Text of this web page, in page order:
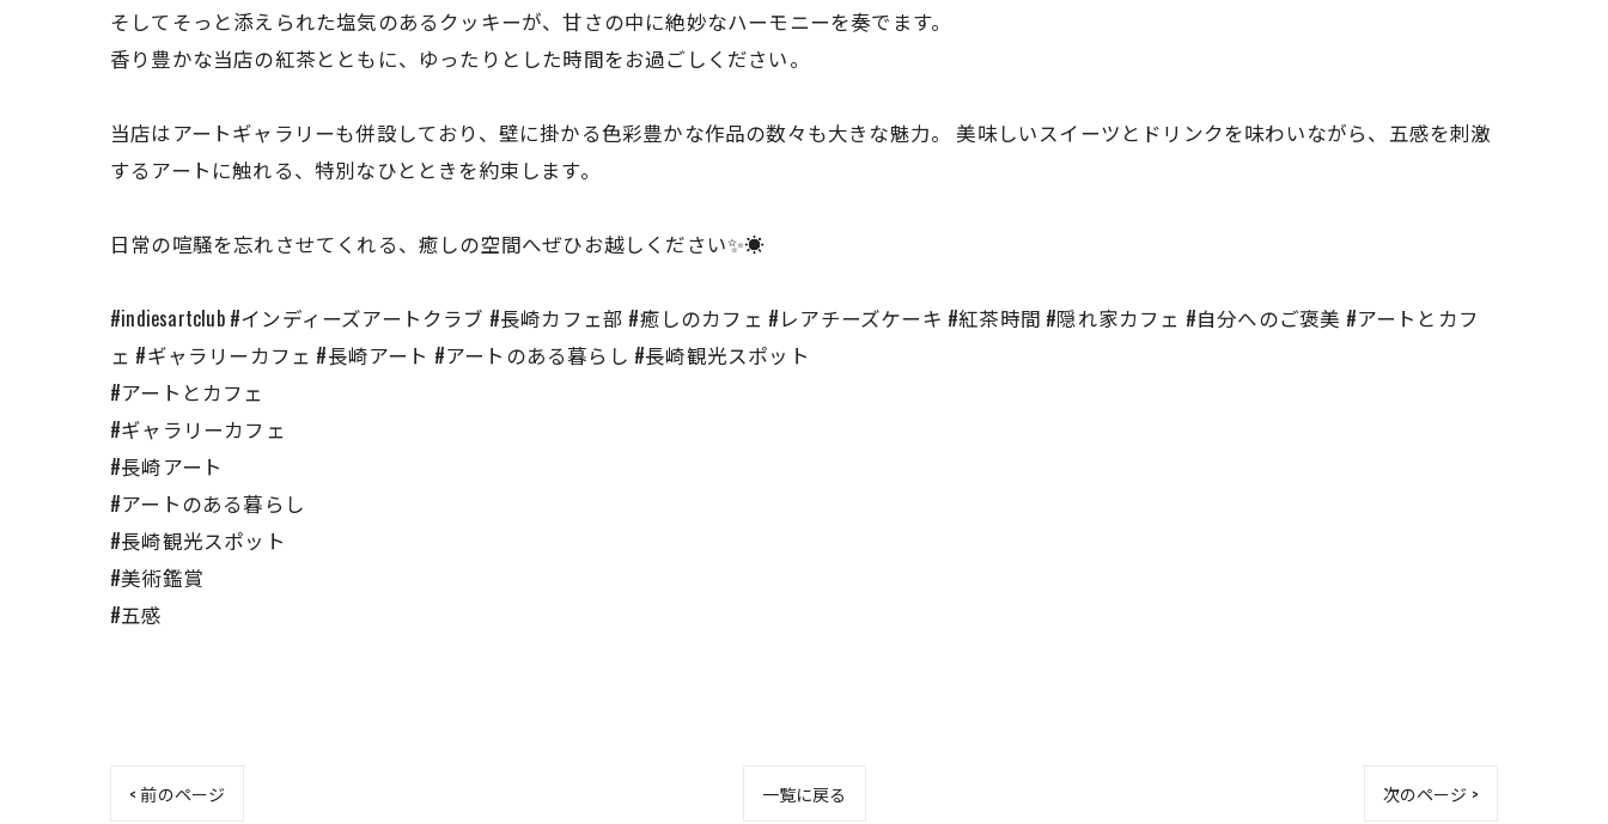
そしてそっと添えられた塩気のあるクッキーが、甘さの中に絶妙なハーモニーを奏でます。
香り豊かな当店の紅茶とともに、ゆったりとした時間をお過ごしください。
当店はアートギャラリーも併設しており、壁に掛かる色彩豊かな作品の数々も大きな魅力。 美味しいスイーツとドリンクを味わいながら、五感を刺激
するアートに触れる、特別なひとときを約束します。
日常の喧騒を忘れさせてくれる、癒しの空間へぜひお越しください✨☀️
#indiesartclub #インディーズアートクラブ #長崎カフェ部 #癒しのカフェ #レアチーズケーキ #紅茶時間 #隠れ家カフェ #自分へのご褒美 #アートとカフ
ェ #ギャラリーカフェ #長崎アート #アートのある暮らし #長崎観光スポット
#アートとカフェ
#ギャラリーカフェ
#長崎アート
#アートのある暮らし
#長崎観光スポット
#美術鑑賞
#五感
< 前のページ 一覧に戻る 次のページ >